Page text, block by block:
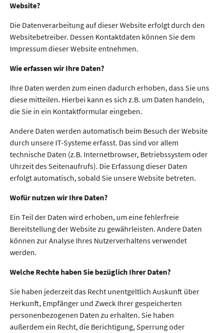
Website?
Die Datenverarbeitung auf dieser Website erfolgt durch den
Websitebetreiber. Dessen Kontaktdaten können Sie dem
Impressum dieser Website entnehmen.
Wie erfassen wir Ihre Daten?
Ihre Daten werden zum einen dadurch erhoben, dass Sie uns
diese mitteilen. Hierbei kann es sich z.B. um Daten handeln,
die Sie in ein Kontaktformular eingeben.
Andere Daten werden automatisch beim Besuch der Website
durch unsere IT-Systeme erfasst. Das sind vor allem
technische Daten (z.B. Internetbrowser, Betriebssystem oder
Uhrzeit des Seitenaufrufs). Die Erfassung dieser Daten
erfolgt automatisch, sobald Sie unsere Website betreten.
Wofür nutzen wir Ihre Daten?
Ein Teil der Daten wird erhoben, um eine fehlerfreie
Bereitstellung der Website zu gewährleisten. Andere Daten
können zur Analyse Ihres Nutzerverhaltens verwendet
werden.
Welche Rechte haben Sie bezüglich Ihrer Daten?
Sie haben jederzeit das Recht unentgeltlich Auskunft über
Herkunft, Empfänger und Zweck Ihrer gespeicherten
personenbezogenen Daten zu erhalten. Sie haben
außerdem ein Recht, die Berichtigung, Sperrung oder